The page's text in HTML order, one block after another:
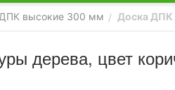
ДПК высокие 300 мм / Доска ДПК
дерева, цвет